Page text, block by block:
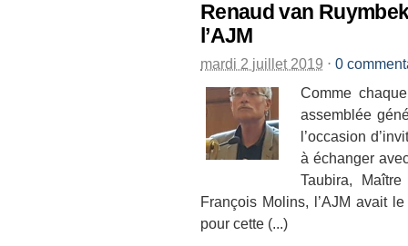
Renaud van
l’AJM
mardi 2 juillet 2019 ⋅ 0
Comme
assemblée
l’occasion
à échanger
Taubira,
François Molins, l’AJM avait
pour cette (...)